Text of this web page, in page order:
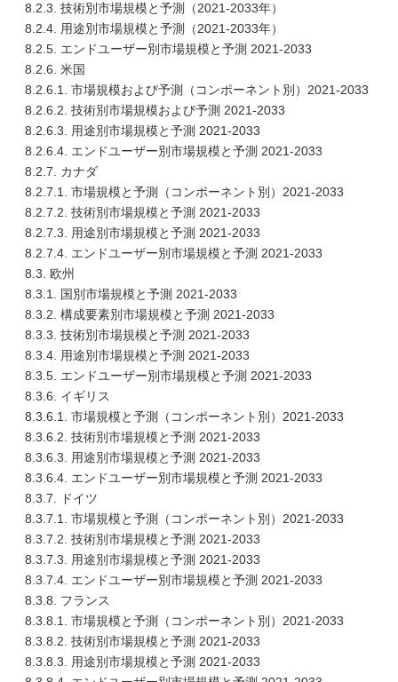
8.2.3. 技術別市場規模と予測（2021-2033年）
8.2.4. 用途別市場規模と予測（2021-2033年）
8.2.5. エンドユーザー別市場規模と予測 2021-2033
8.2.6. 米国
8.2.6.1. 市場規模および予測（コンポーネント別）2021-2033
8.2.6.2. 技術別市場規模および予測 2021-2033
8.2.6.3. 用途別市場規模と予測 2021-2033
8.2.6.4. エンドユーザー別市場規模と予測 2021-2033
8.2.7. カナダ
8.2.7.1. 市場規模と予測（コンポーネント別）2021-2033
8.2.7.2. 技術別市場規模と予測 2021-2033
8.2.7.3. 用途別市場規模と予測 2021-2033
8.2.7.4. エンドユーザー別市場規模と予測 2021-2033
8.3. 欧州
8.3.1. 国別市場規模と予測 2021-2033
8.3.2. 構成要素別市場規模と予測 2021-2033
8.3.3. 技術別市場規模と予測 2021-2033
8.3.4. 用途別市場規模と予測 2021-2033
8.3.5. エンドユーザー別市場規模と予測 2021-2033
8.3.6. イギリス
8.3.6.1. 市場規模と予測（コンポーネント別）2021-2033
8.3.6.2. 技術別市場規模と予測 2021-2033
8.3.6.3. 用途別市場規模と予測 2021-2033
8.3.6.4. エンドユーザー別市場規模と予測 2021-2033
8.3.7. ドイツ
8.3.7.1. 市場規模と予測（コンポーネント別）2021-2033
8.3.7.2. 技術別市場規模と予測 2021-2033
8.3.7.3. 用途別市場規模と予測 2021-2033
8.3.7.4. エンドユーザー別市場規模と予測 2021-2033
8.3.8. フランス
8.3.8.1. 市場規模と予測（コンポーネント別）2021-2033
8.3.8.2. 技術別市場規模と予測 2021-2033
8.3.8.3. 用途別市場規模と予測 2021-2033